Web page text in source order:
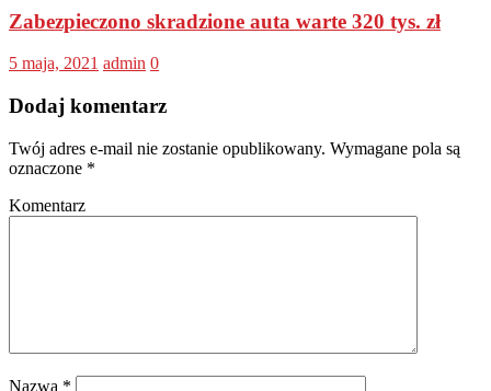
Zabezpieczono skradzione auta warte 320 tys. zł
5 maja, 2021 admin 0
Dodaj komentarz
Twój adres e-mail nie zostanie opublikowany. Wymagane pola są
oznaczone *
Komentarz
Nazwa *